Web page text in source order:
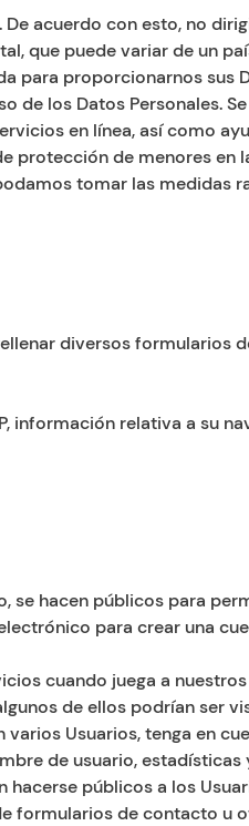
acuerdo con esto, no
que puede variar de un
para proporcionarnos sus
los Datos Personales.
en línea, así como
protección de menores en
tomar las medidas
diversos formularios
información relativa a su
se hacen públicos para
para crear una
cuando juega a
de ellos podrían ser
Usuarios, tenga en
de usuario,
públicos a los
formularios de contacto u